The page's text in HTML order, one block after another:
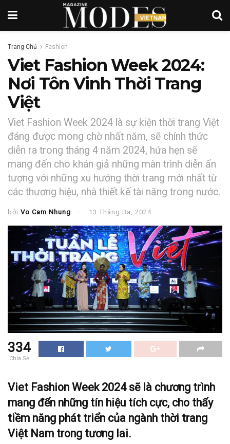
Trang Chủ Fashion
Viet Fashion Week 2024:
Nơi Tôn Vinh Thời Trang
Việt
Viet Fashion Week 2024 là sự kiện thời trang Việt
đáng được mong chờ nhất năm, sẽ chính thức
diễn ra trong tháng 4 năm 2024, hứa hẹn sẽ
mang đến cho khán giả những màn trình diễn ấn
tượng với những xu hướng thời trang mới nhất từ
các thương hiệu, nhà thiết kế tài năng trong nước.
bởi Vo Cam Nhung 13 Tháng Ba, 2024
334
Chia Sẻ
Viet Fashion Week 2024sẽ là chương trình
mang đến những tín hiệu tích cực, cho thấy
tiềm năng phát triển của ngành thời trang
Việt Nam trong tương lai.